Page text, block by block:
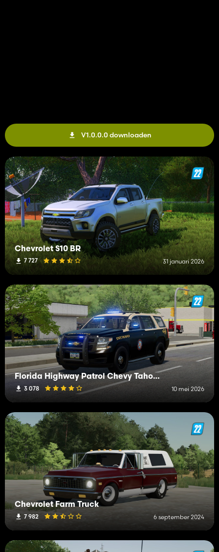
V1.0.0.0 downloaden
Chevrolet S10 BR
7 727 31 januari 2026
Florida Highway Patrol Chevy Tahoe 2015 PPV
3 078 10 mei 2026
Chevrolet Farm Truck
7 982 6 september 2024